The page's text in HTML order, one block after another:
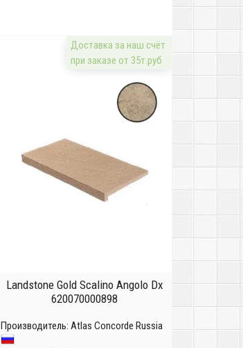
Доставка за наш счёт
при заказе от 35т.руб
Landstone Gold Scalino Angolo Dx
620070000898
Производитель: Atlas Concorde Russia